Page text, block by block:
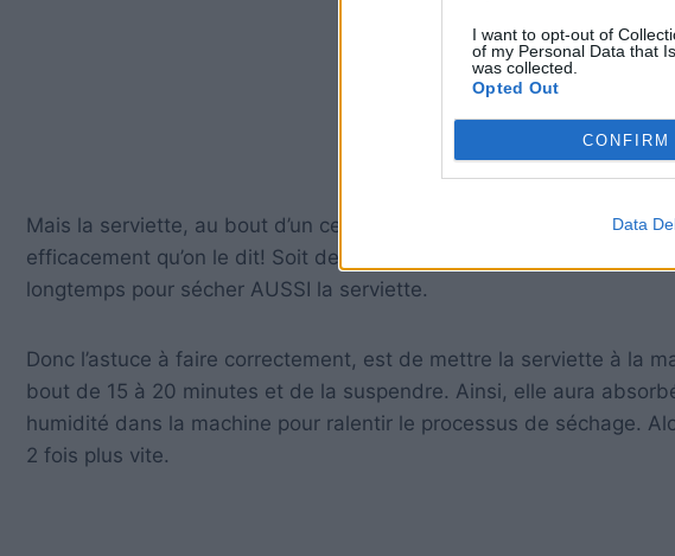
I want to opt-out of
of my Personal Data that
was collected.
Opted Out
CONFIRM
Data
Mais la serviette, au bout d’un certain moment deviendra trop
efficacement qu’on le dit! Soit deux fois plus vite que
longtemps pour sécher AUSSI la serviette.
Donc l’astuce à faire correctement, est de mettre la serviette à la
bout de 15 à 20 minutes et de la suspendre. Ainsi, elle aura
humidité dans la machine pour ralentir le processus de séchage.
2 fois plus vite.